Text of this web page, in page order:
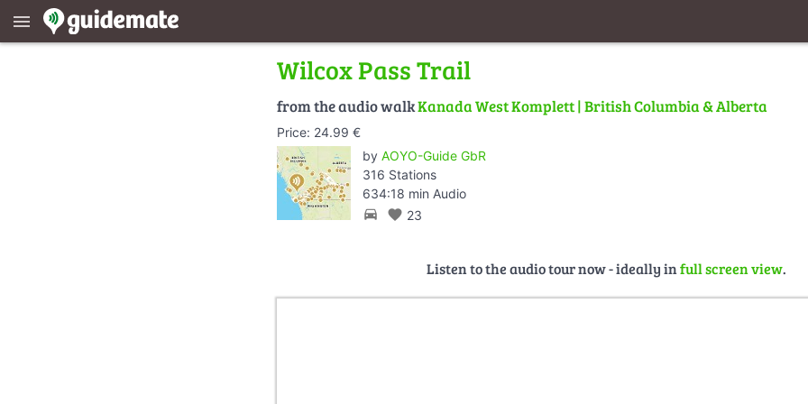
menu
Wilcox Pass Trail
from the audio walkKanada West Komplett | British Columbia & Alberta
Price: 24.99 €
by AOYO-Guide GbR
316 Stations
634:18 min Audio
directions_car favorite 23
Listen to the audio tour now - ideally infull screen view.